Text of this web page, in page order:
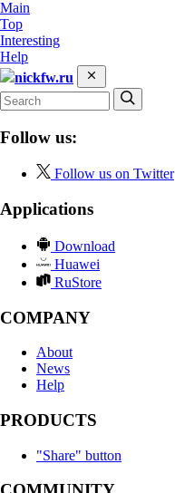
Main
Top
Interesting
Help
nickfw.ru
Follow us:
Follow us on Twitter
Applications
Download
Huawei
RuStore
COMPANY
About
News
Help
PRODUCTS
"Share" button